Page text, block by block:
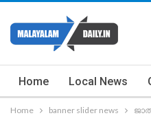
Home Local News
Home banner slider news